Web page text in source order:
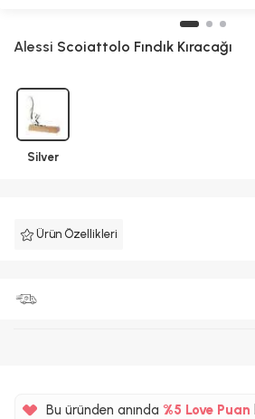
Alessi Scoiattolo Fındık Kıracağı
Silver
Ürün Özellikleri
Bu üründen anında %5 Love Puan